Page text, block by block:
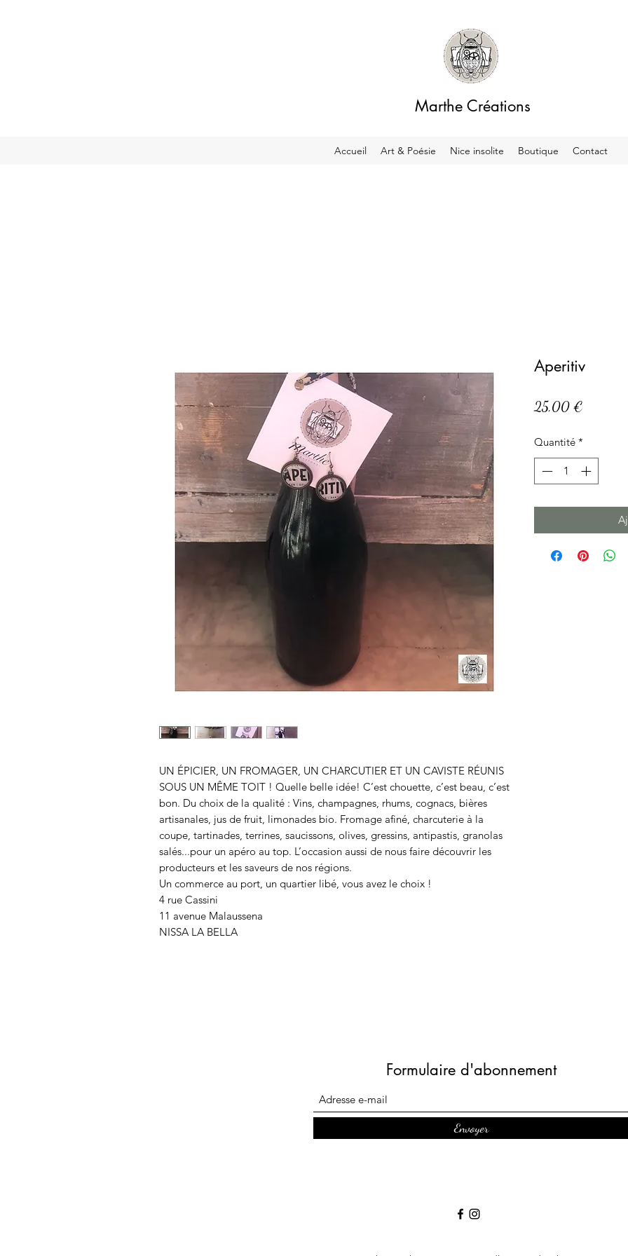
Marthe Créations
Accueil Art & Poésie Nice insolite Boutique Contact
UN ÉPICIER, UN FROMAGER, UN CHARCUTIER ET UN CAVISTE RÉUNIS
SOUS UN MÊME TOIT ! Quelle belle idée! C’est chouette, c’est beau, c’est
bon. Du choix de la qualité : Vins, champagnes, rhums, cognacs, bières
artisanales, jus de fruit, limonades bio. Fromage afiné, charcuterie à la
coupe, tartinades, terrines, saucissons, olives, gressins, antipastis, granolas
salés...pour un apéro au top. L’occasion aussi de nous faire découvrir les
producteurs et les saveurs de nos régions.
Un commerce au port, un quartier libé, vous avez le choix !
4 rue Cassini
11 avenue Malaussena
NISSA LA BELLA
Aperitiv
25,00 €
Quantité *
Formulaire d'abonnement
Envoyer